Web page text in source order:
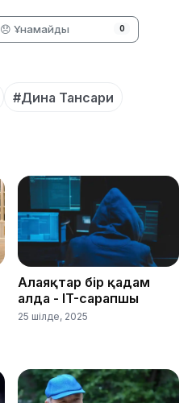
😞 Ұнамайды 0
#Дина Тансари
Алаяқтар бір қадам
алда - IT-сарапшы
25 шілде, 2025